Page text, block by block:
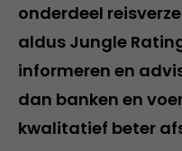
onderdeel
aldus Jungle
informeren en
dan banken en
kwalitatief beter